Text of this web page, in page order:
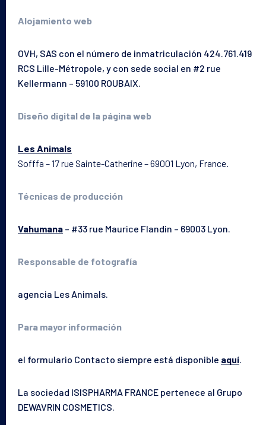
Nuestras soluciones
El laboratorio
Alojamiento web
OVH, SAS con el número de inmatriculación 424.761.419
RCS Lille-Métropole, y con sede social en #2 rue
Kellermann – 59100 ROUBAIX.
Diseño digital de la página web
Les Animals
Sofffa – 17 rue Sainte-Catherine – 69001 Lyon, France.
Técnicas de producción
Vahumana – #33 rue Maurice Flandin – 69003 Lyon.
Responsable de fotografía
agencia Les Animals.
Para mayor información
el formulario Contacto siempre está disponible aquí.
La sociedad ISISPHARMA FRANCE pertenece al Grupo
DEWAVRIN COSMETICS.